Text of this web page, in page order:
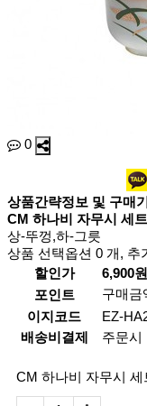
0
상품간략정보 및 구매
CM 하나비 자무시 세트
상-뚜껑,하-그릇
상품 선택옵션 0 개, 추
할인가
6,900원
포인트
구매금
이지코드
EZ-
배송비결제
주문시
CM 하나비 자무시 세